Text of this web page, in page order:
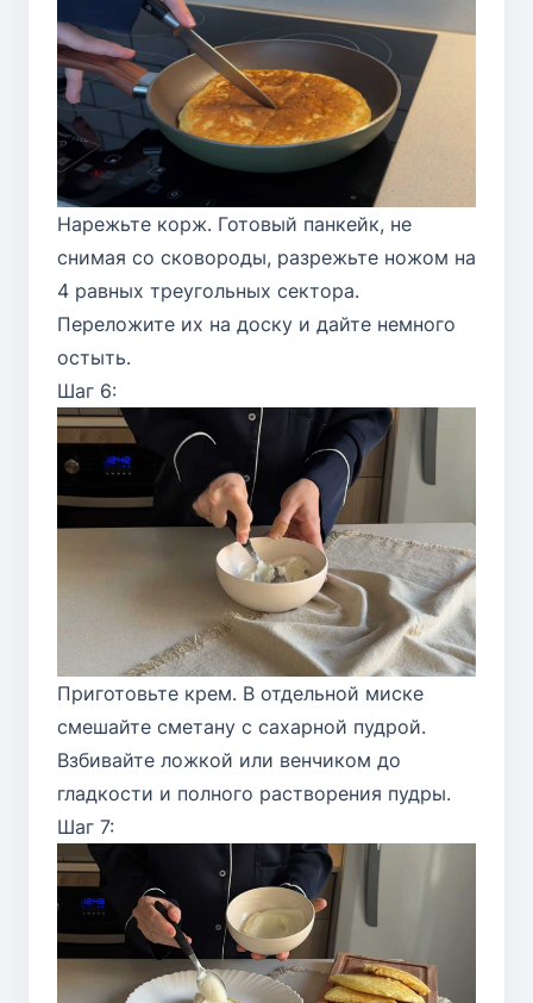
Нарежьте корж. Готовый панкейк, не
снимая со сковороды, разрежьте ножом на
4 равных треугольных сектора.
Переложите их на доску и дайте немного
остыть.
Шаг 6:
Приготовьте крем. В отдельной миске
смешайте сметану с сахарной пудрой.
Взбивайте ложкой или венчиком до
гладкости и полного растворения пудры.
Шаг 7: